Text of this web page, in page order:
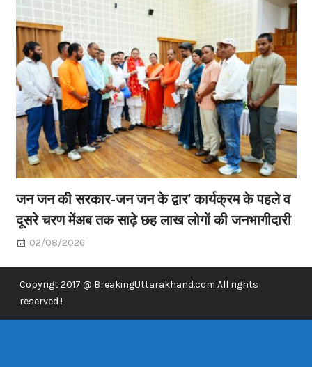
जन जन की सरकार-जन जन के द्वार’ कार्यक्रम के पहले व
दूसरे चरण मेंअब तक साढ़े छह लाख लोगों की जनभागीदारी
02/08/2026
Copyrigt 2017 @ BreakingUttarakhand.com All rights
reserved !